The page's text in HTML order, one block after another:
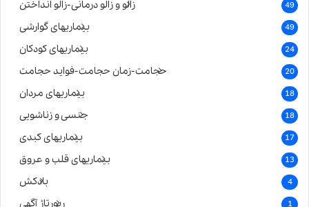
زالو و زالو درمانی-زالو انداختن 49
بیماریهای گوارشی 49
بیماریهای کودکان 24
حجامت-زمان حجامت-فواید حجامت 20
بیماریهای مردان 18
جنسی و زناشویی 18
بیماریهای کبدی 17
بیماریهای قلب و عروق 13
بادکش 4
رپورتاژ آگهی 1